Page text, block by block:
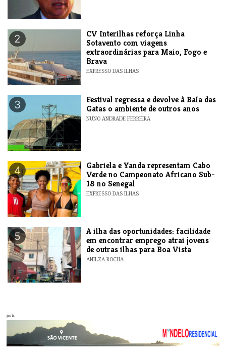
2
​CV Interilhas reforça Linha
Sotavento com viagens
extraordinárias para Maio, Fogo e
Brava
EXPRESSO DAS ILHAS
3
Festival regressa e devolve à Baía das
Gatas o ambiente de outros anos
NUNO ANDRADE FERREIRA
4
Gabriela e Yanda representam Cabo
Verde no Campeonato Africano Sub-
18 no Senegal
EXPRESSO DAS ILHAS
5
A ilha das oportunidades: facilidade
em encontrar emprego atrai jovens
de outras ilhas para Boa Vista
ANILZA ROCHA
pub.